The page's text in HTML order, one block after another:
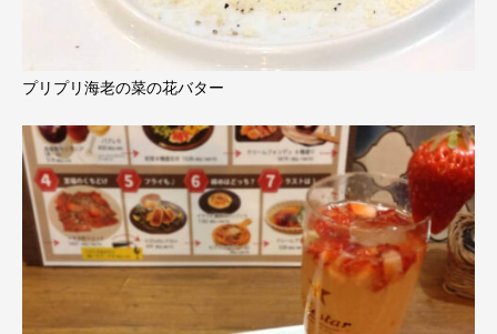
プリプリ海老の菜の花バター